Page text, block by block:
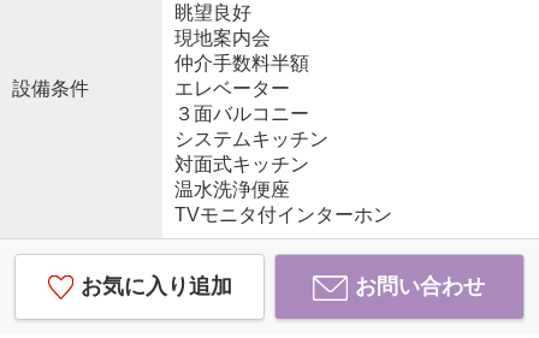
設備条件
眺望良好
現地案内会
仲介手数料半額
エレベーター
３面バルコニー
システムキッチン
対面式キッチン
温水洗浄便座
TVモニタ付インターホン
お気に入り追加 お問い合わせ